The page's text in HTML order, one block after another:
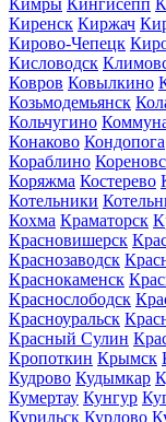
Кимры Кингисепп
Киренск Киржач
Кирово-Чепецк
Кисловодск
Ковров Ковылкино
Козьмодемьянск
Кольчугино
Конаково Кондопога
Кораблино
Коряжма Костерево
Котельники
Кохма Краматорск
Красновишерск
Краснозаводск
Краснокаменск
Краснослободск
Красноуральск
Красный Сулин
Кропоткин Крымск
Кудрово Кудымкар
Кумертау Кунгур
Курильск Курлово